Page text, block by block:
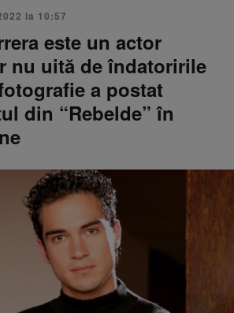
la 10:57
este un actor
nu uită de îndatoririle
a postat
din “Rebelde” în